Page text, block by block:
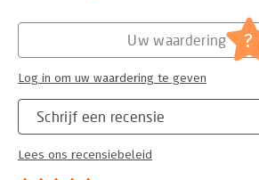
Schrijf een recensie
Lees ons recensiebeleid
Uw waardering ?
Log in om uw waardering te geven